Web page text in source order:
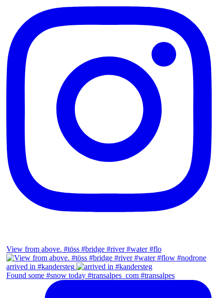
View from above. #töss #bridge #river #water #flo
arrived in #kandersteg
Found some #snow today #transalpes_com #transalpes